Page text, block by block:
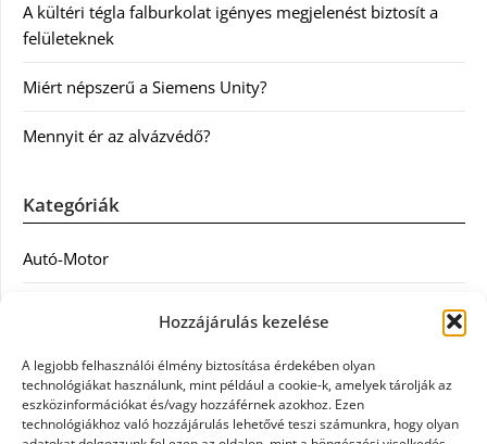
Hozzájárulás kezelése
A legjobb felhasználói élmény biztosítása érdekében olyan
technológiákat használunk, mint például a cookie-k, amelyek tárolják az
eszközinformációkat és/vagy hozzáférnek azokhoz. Ezen
technológiákhoz való hozzájárulás lehetővé teszi számunkra, hogy olyan
A kültéri tégla falburkolat igényes megjelenést biztosít a
felületeknek
Miért népszerű a Siemens Unity?
Mennyit ér az alvázvédő?
Kategóriák
Autó-Motor
Egészség
Egyéb